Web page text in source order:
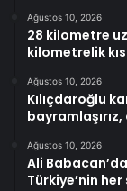
Ağustos 10, 2026
28 kilometre
kilometrelik
Ağustos 10, 2026
Kılıçdaroğlu
Ağustos 10, 2026
Ali
Türkiye’nin